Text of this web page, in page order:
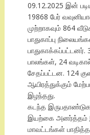
09.12.2025 இன்
19868 பேர்
முற்றாகவும் 864
பாதுகாப்பு
பாலங்கள், 24
சேதப்பட்டன. 124
ஆயிரத்துக்கும்
இழந்தது.
கடந்த
இயற்கை அனர்த்தம்
மாவட்டங்கள்